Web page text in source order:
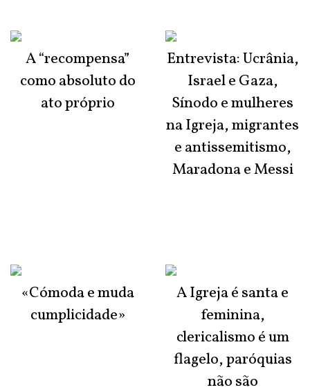
A “recompensa”
como absoluto do
ato próprio
«Cómoda e muda
cumplicidade»
Entrevista: Ucrânia,
Israel e Gaza,
Sínodo e mulheres
na Igreja, migrantes
e antissemitismo,
Maradona e Messi
A Igreja é santa e
feminina,
clericalismo é um
flagelo, paróquias
não são